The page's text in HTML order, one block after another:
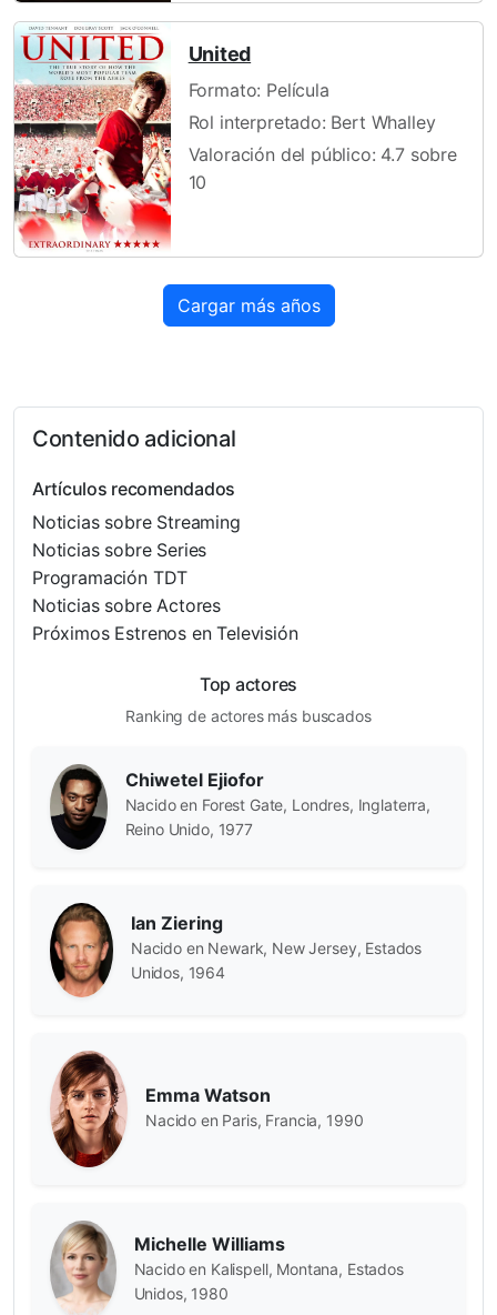
United
Formato: Película
Rol interpretado: Bert Whalley
Valoración del público: 4.7 sobre
10
Cargar más años
Contenido adicional
Artículos recomendados
Noticias sobre Streaming
Noticias sobre Series
Programación TDT
Noticias sobre Actores
Próximos Estrenos en Televisión
Top actores
Ranking de actores más buscados
Chiwetel Ejiofor
Nacido en Forest Gate, Londres, Inglaterra,
Reino Unido, 1977
Ian Ziering
Nacido en Newark, New Jersey, Estados
Unidos, 1964
Emma Watson
Nacido en Paris, Francia, 1990
Michelle Williams
Nacido en Kalispell, Montana, Estados
Unidos, 1980